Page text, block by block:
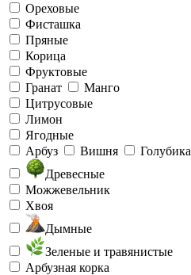
Ореховые
Фисташка
Пряные
Корица
Фруктовые
Гранат
Манго
Цитрусовые
Лимон
Ягодные
Арбуз
Вишня Голубика
Древесные
Можжевельник
Хвоя
Дымные
Зеленые и травянистые
Арбузная корка